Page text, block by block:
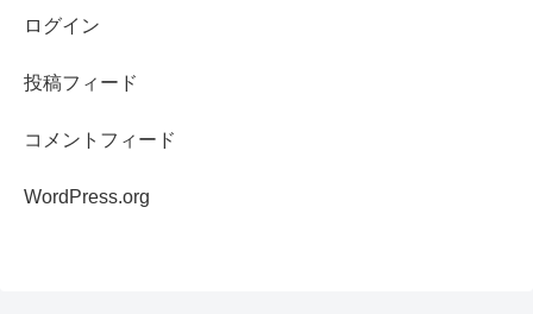
ログイン
投稿フィード
コメントフィード
WordPress.org